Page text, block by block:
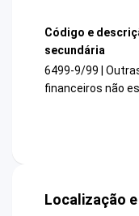
Código e
secundária
6499-9/99 |
financeiros não
Localização